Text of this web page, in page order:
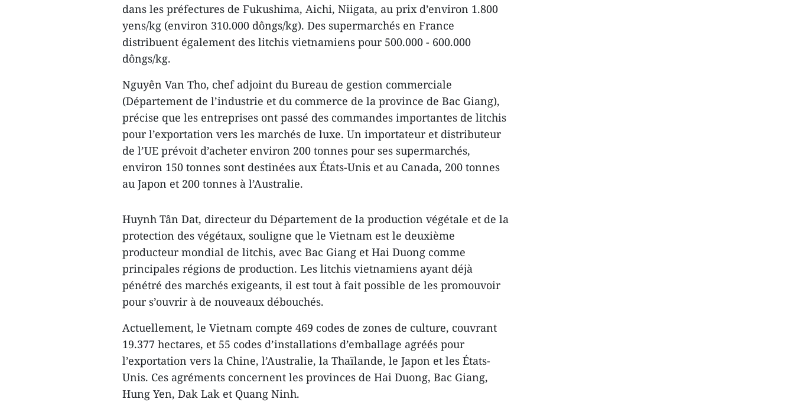
dans les préfectures de Fukushima, Aichi, Niigata, au prix d’environ 1.800
yens/kg (environ 310.000 dôngs/kg). Des supermarchés en France
distribuent également des litchis vietnamiens pour 500.000 - 600.000
dôngs/kg.
Nguyên Van Tho, chef adjoint du Bureau de gestion commerciale
(Département de l’industrie et du commerce de la province de Bac Giang),
précise que les entreprises ont passé des commandes importantes de litchis
pour l’exportation vers les marchés de luxe. Un importateur et distributeur
de l’UE prévoit d’acheter environ 200 tonnes pour ses supermarchés,
environ 150 tonnes sont destinées aux États-Unis et au Canada, 200 tonnes
au Japon et 200 tonnes à l’Australie.
Huynh Tân Dat, directeur du Département de la production végétale et de la
protection des végétaux, souligne que le Vietnam est le deuxième
producteur mondial de litchis, avec Bac Giang et Hai Duong comme
principales régions de production. Les litchis vietnamiens ayant déjà
pénétré des marchés exigeants, il est tout à fait possible de les promouvoir
pour s’ouvrir à de nouveaux débouchés.
Actuellement, le Vietnam compte 469 codes de zones de culture, couvrant
19.377 hectares, et 55 codes d’installations d’emballage agréés pour
l’exportation vers la Chine, l’Australie, la Thaïlande, le Japon et les États-
Unis. Ces agréments concernent les provinces de Hai Duong, Bac Giang,
Hung Yen, Dak Lak et Quang Ninh.